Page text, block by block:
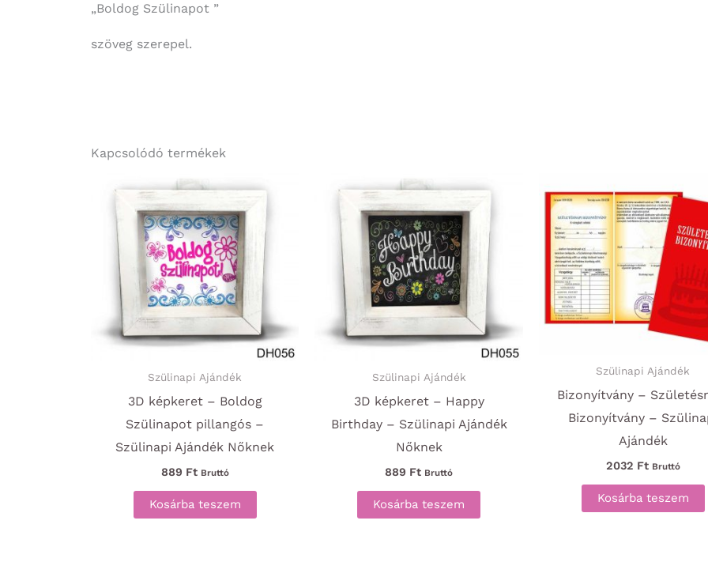
„Boldog Szülinapot ”
szöveg szerepel.
Kapcsolódó termékek
Szülinapi Ajándék
3D képkeret – Boldog
Szülinapot pillangós –
Szülinapi Ajándék Nőknek
889 Ft Bruttó
Kosárba teszem
Szülinapi Ajándék
3D képkeret – Happy
Birthday – Szülinapi Ajándék
Nőknek
889 Ft Bruttó
Kosárba teszem
Szülinapi Ajándék
Bizonyítvány –
Bizonyítvány –
Ajándék
2032 Ft Bruttó
Kosárba teszem